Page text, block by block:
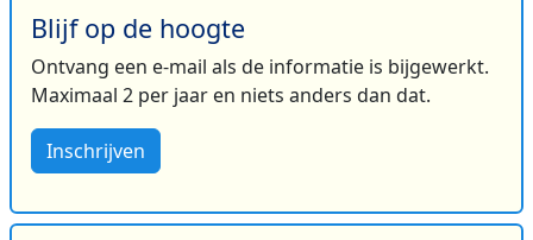
Blijf op de hoogte
Ontvang een e-mail als de informatie is bijgewerkt.
Maximaal 2 per jaar en niets anders dan dat.
Inschrijven